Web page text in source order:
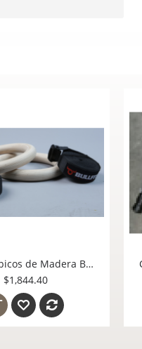
Cuerda de escalada (Climbing Rope) Bullfit